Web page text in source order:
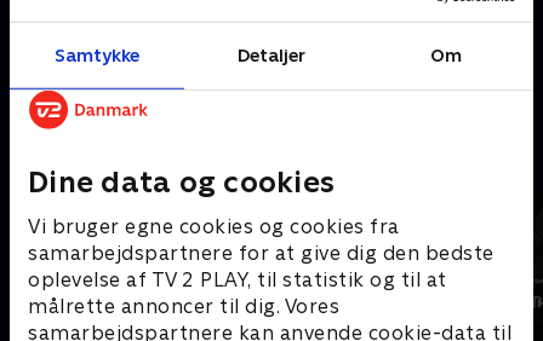
Samtykke Detaljer Om
Dine data og cookies
Vi bruger egne cookies og cookies fra
samarbejdspartnere for at give dig den bedste
oplevelse af TV 2 PLAY, til statistik og til at
målrette annoncer til dig. Vores
samarbejdspartnere kan anvende cookie-data til
Kræver tilkøb
Mere indhold fra Disney+